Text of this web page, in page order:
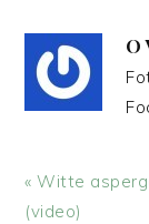
Vorig
bericht:
« Witte
(video)